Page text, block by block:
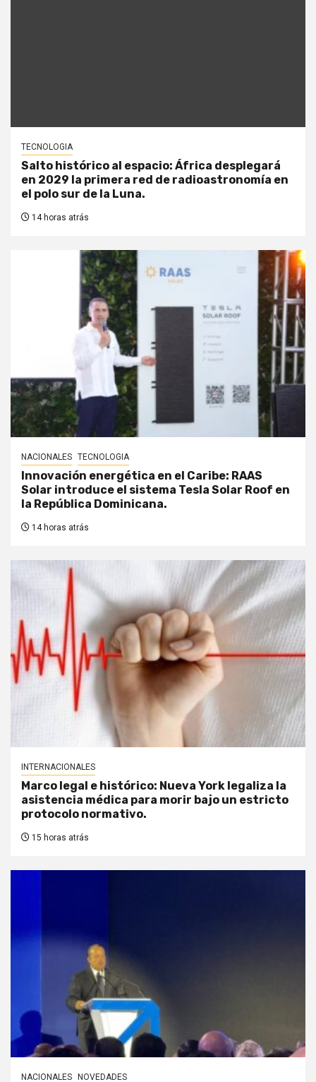
TECNOLOGIA
Salto histórico al espacio: África desplegará
en 2029 la primera red de radioastronomía en
el polo sur de la Luna.
14 horas atrás
NACIONALES TECNOLOGIA
Innovación energética en el Caribe: RAAS
Solar introduce el sistema Tesla Solar Roof en
la República Dominicana.
14 horas atrás
INTERNACIONALES
Marco legal e histórico: Nueva York legaliza la
asistencia médica para morir bajo un estricto
protocolo normativo.
15 horas atrás
NACIONALES NOVEDADES